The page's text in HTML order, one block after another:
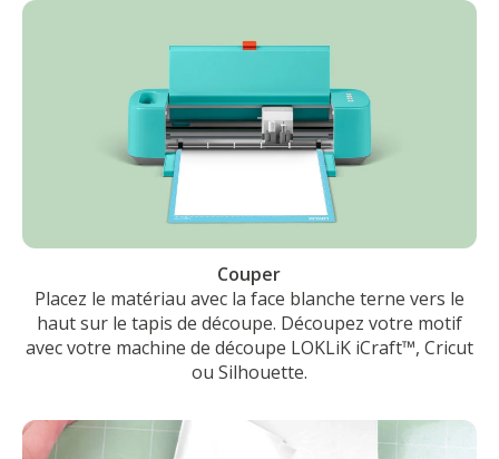
Couper
Placez le matériau avec la face blanche terne vers le
haut sur le tapis de découpe. Découpez votre motif
avec votre machine de découpe LOKLiK iCraft™, Cricut
ou Silhouette.